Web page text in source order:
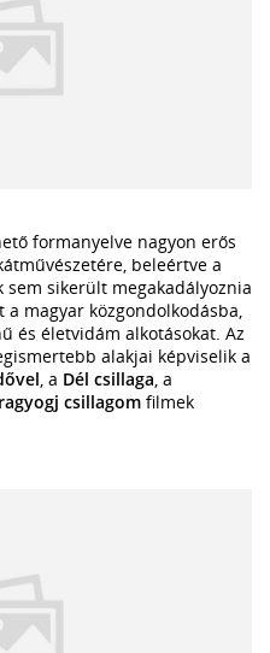
formanyelve nagyon erős
beleértve a
sem sikerült megakadályoznia
magyar közgondolkodásba,
és életvidám alkotásokat. Az
alakjai képviselik a
, a Dél csillaga , a
csillagom filmek